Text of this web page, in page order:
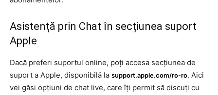
Asistență prin Chat în secțiunea suport
Apple
Dacă preferi suportul online, poți accesa secțiunea de
suport a Apple, disponibilă la support.apple.com/ro-ro. Aici
vei găsi opțiuni de chat live, care îți permit să discuți cu